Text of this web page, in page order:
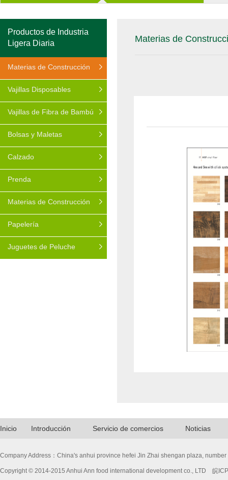
Productos de Industria
Ligera Diaria
Materias de Construcción
Vajillas Disposables
Vajillas de Fibra de Bambú
Bolsas y Maletas
Calzado
Prenda
Materias de Construcción
Papelería
Juguetes de Peluche
Materias de
Inicio Introducción Servicio de comercios Noticias
Company Address：China's anhui province hefei Jin Zhai shengan plaza,
Copyright © 2014-2015 Anhui Ann food international development co., LTD 皖